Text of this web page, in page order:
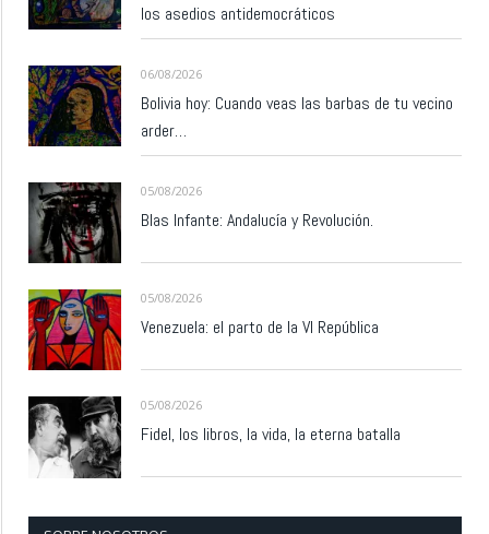
los asedios antidemocráticos
06/08/2026
Bolivia hoy: Cuando veas las barbas de tu vecino
arder…
05/08/2026
Blas Infante: Andalucía y Revolución.
05/08/2026
Venezuela: el parto de la VI República
05/08/2026
Fidel, los libros, la vida, la eterna batalla